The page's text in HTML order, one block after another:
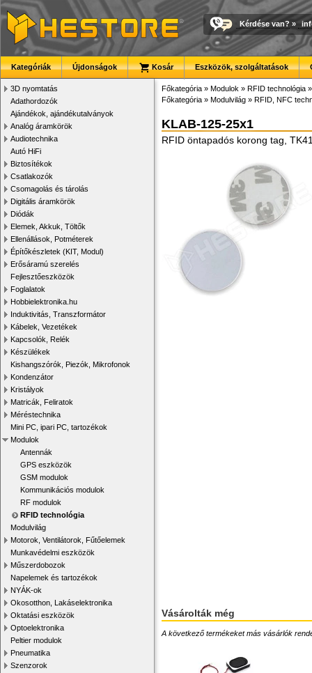
Kérdése van? »
Kategóriák Újdonságok Kosár Eszközök, szolgáltatások
3D nyomtatás
Adathordozók
Ajándékok, ajándékutalványok
Analóg áramkörök
Audiotechnika
Autó HiFi
Biztosítékok
Csatlakozók
Csomagolás és tárolás
Digitális áramkörök
Diódák
Elemek, Akkuk, Töltők
Ellenállások, Potméterek
Építőkészletek (KIT, Modul)
Erősáramú szerelés
Fejlesztőeszközök
Foglalatok
Hobbielektronika.hu
Induktivitás, Transzformátor
Kábelek, Vezetékek
Kapcsolók, Relék
Készülékek
Kishangszórók, Piezók, Mikrofonok
Kondenzátor
Kristályok
Matricák, Feliratok
Méréstechnika
Mini PC, ipari PC, tartozékok
Modulok
Antennák
GPS eszközök
GSM modulok
Kommunikációs modulok
RF modulok
RFID technológia
Modulvilág
Motorok, Ventilátorok, Fűtőelemek
Munkavédelmi eszközök
Műszerdobozok
Napelemek és tartozékok
NYÁK-ok
Okosotthon, Lakáselektronika
Oktatási eszközök
Optoelektronika
Peltier modulok
Pneumatika
Szenzorok
Főkategória » Modulok » RFID technológia »
Főkategória » Modulvilág » RFID, NFC
KLAB-125-25x1
RFID öntapadós korong tag,
Vásárolták még
A következő termékeket más vásárlók